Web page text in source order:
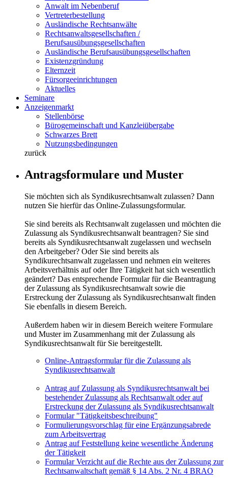
Anwalt im Nebenberuf
Vertreterbestellung
Ausländische Rechtsanwälte
Rechtsanwaltsgesellschaften /
Berufsausübungsgesellschaften
Ausländische Berufsausübungsgesellschaften
Existenzgründung
Elternzeit
Fürsorgeeinrichtungen
Aktuelles
Seminare
Anzeigenmarkt
Stellenbörse
Bürogemeinschaft und Kanzleiübergabe
Schwarzes Brett
Nutzungsbedingungen
zurück
Antragsformulare und Muster
Sie möchten sich als Syndikusrechtsanwalt zulassen? Dann
nutzen Sie hierfür das Online-Zulassungsformular.
Sie sind bereits als Rechtsanwalt zugelassen und möchten die
Zulassung als Syndikusrechtsanwalt beantragen? Sie sind
bereits als Syndikusrechtsanwalt zugelassen und wechseln
den Arbeitgeber? Oder Sie sind bereits als
Syndikurechtsanwalt zugelassen und nehmen ein weiteres
Arbeitsverhältnis auf oder Ihre Tätigkeit hat sich wesentlich
geändert? Das entsprechende Formular für die Beantragung
der Zulassung als Syndikusrechtsanwalt sowie die
Erstreckung der Zulassung als Syndikusrechtsanwalt finden
Sie ebenfalls in diesem Bereich.
Außerdem haben wir in diesem Bereich weitere Formulare
und Muster im Zusammenhang mit der Zulassung als
Syndikusrechtsanwalt für Sie bereitgestellt.
Online-Antragsformular für die Zulassung als
Syndikusrechtsanwalt
Antrag auf Zulassung als Syndikusrechtsanwalt bei
bestehender Zulassung als Rechtsanwalt oder auf
Erstreckung der Zulassung als Syndikusrechtsanwalt
Formular "Tätigkeitsbeschreibung"
Formulierungsvorschlag für eine Ergänzungsabrede
zum Arbeitsvertrag
Antrag auf Feststellung keine wesentliche Änderung
der Tätigkeit
Formular Verzicht auf die Rechte aus der Zulassung zur
Rechtsanwaltschaft gemäß § 14 Abs. 2 Nr. 4 BRAO